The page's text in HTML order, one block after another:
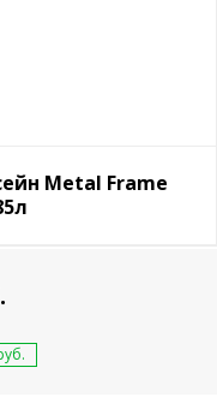
Metal Frame